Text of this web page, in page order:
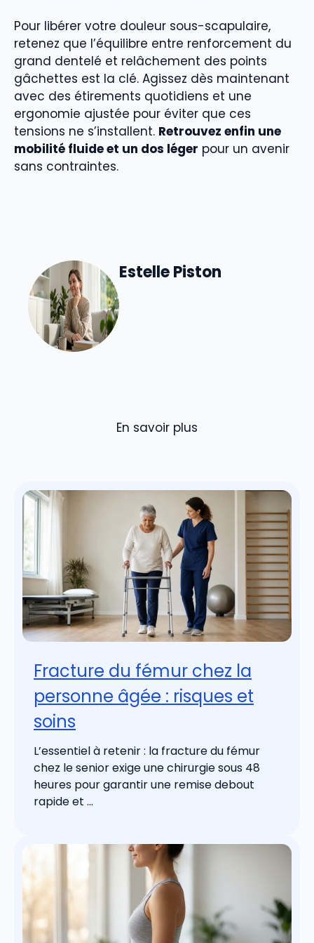
Pour libérer votre douleur sous-scapulaire,
retenez que l’équilibre entre renforcement du
grand dentelé et relâchement des points
gâchettes est la clé. Agissez dès maintenant
avec des étirements quotidiens et une
ergonomie ajustée pour éviter que ces
tensions ne s’installent. Retrouvez enfin une
mobilité fluide et un dos léger pour un avenir
sans contraintes.
Estelle Piston
En savoir plus
Fracture du fémur chez la
personne âgée : risques et
soins
L’essentiel à retenir : la fracture du fémur
chez le senior exige une chirurgie sous 48
heures pour garantir une remise debout
rapide et ...